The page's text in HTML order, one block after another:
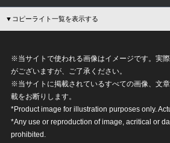
▼コピーライト一覧を表示する
※当サイトで使われる画像はイメージです。実
がございますが、ご了承ください。
※当サイトに掲載されているすべての画像、文
載をお断りします。
*Product image for illustration purposes only.
*Any use or reproduction of image, acritical or
prohibited.